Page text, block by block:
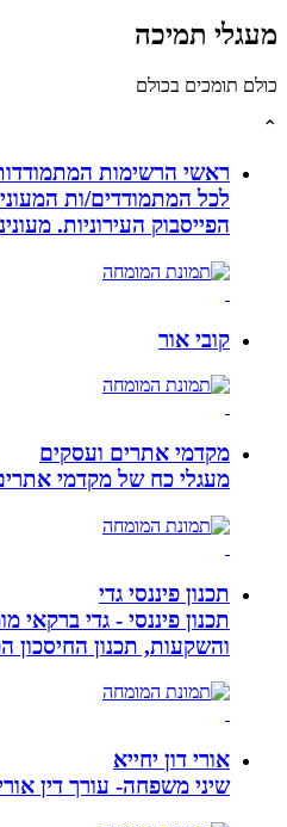
מעגלי תמיכה
כולם תומכים בכולם
⌃
ראשי הרשימות
לכל המתמודדים/ות
הפייסבוק העירוניות. מעונינים
קובי אור
מקדמי אתרים ועסקים
מעגלי כח של מקדמי
תכנון פיננסי גדי
והשקעות, תכנון החיסכון
אורי דון יחייא
שיני משפחה- עורך דין אורי דון